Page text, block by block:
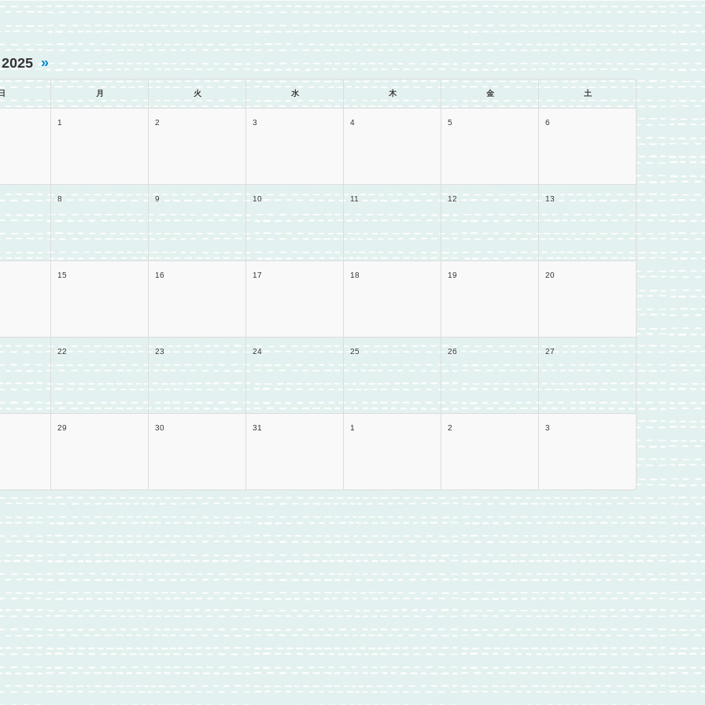
»
月 火 水 木 金 土
1 2 3 4 5 6
8 9 10 11 12 13
15 16 17 18 19 20
22 23 24 25 26 27
29 30 31 1 2 3